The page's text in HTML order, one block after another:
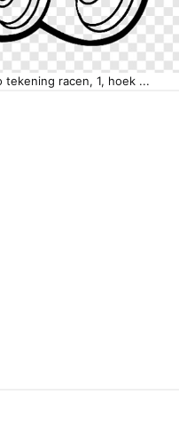
tekening racen, 1, hoek ...